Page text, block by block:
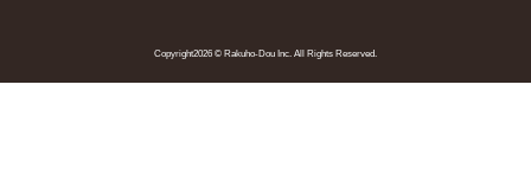
Copyright2026 © Rakuho-Dou Inc. All Rights Reserved.